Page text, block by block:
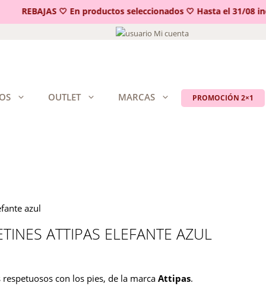
REBAJAS 🤍 En productos seleccionados 🤍 Hasta el 31/08
Mi cuenta
OUTLET MARCAS PROMOCIÓN 2×1
azul
ATTIPAS ELEFANTE AZUL
respetuosos con los pies, de la marcaAttipas.